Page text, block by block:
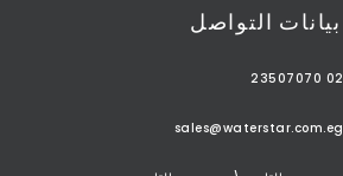
بيانات التواصل
02 23507070
sales@waterstar.com.eg